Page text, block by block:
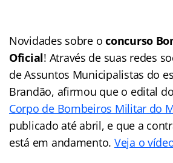
Novidades sobre oconcurso
Oficial! Através de suas redes
de Assuntos Municipalistas do
Brandão, afirmou que o edital
Corpo de Bombeiros Militar do
publicado até abril, e que a
está em andamento. Veja o